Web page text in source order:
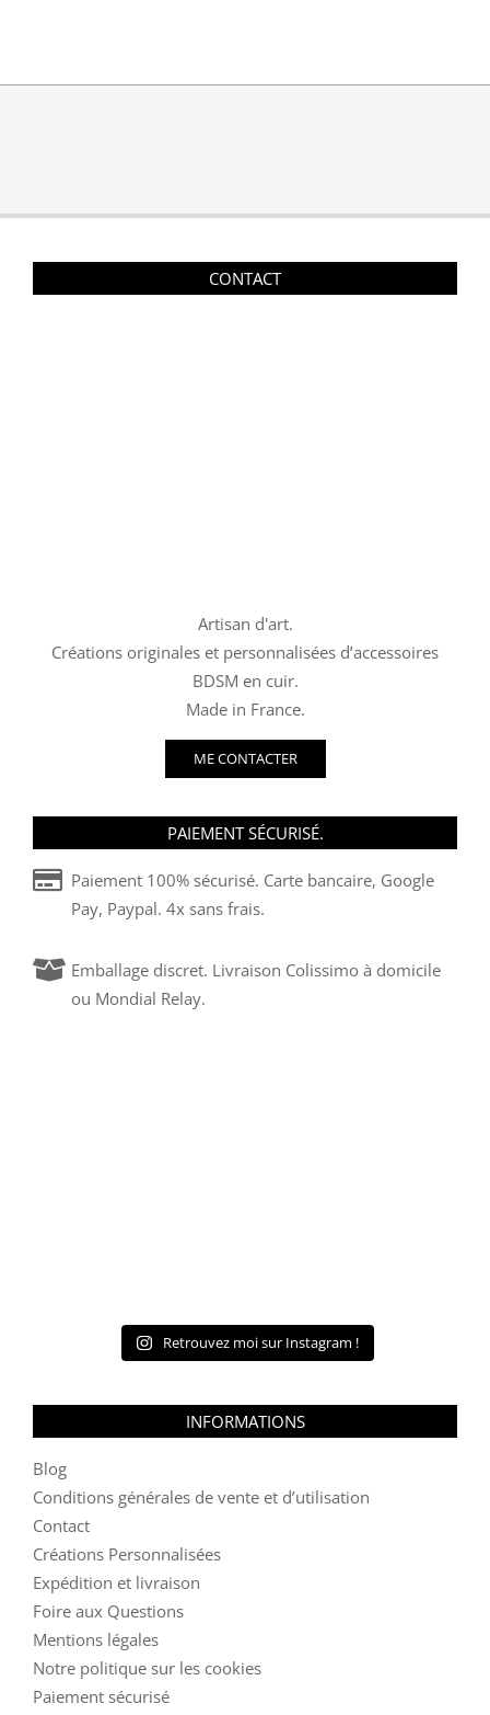
CONTACT
Artisan d'art.
Créations originales et personnalisées d’accessoires
BDSM en cuir.
Made in France.
ME CONTACTER
PAIEMENT SÉCURISÉ.
Paiement 100% sécurisé. Carte bancaire, Google
Pay, Paypal. 4x sans frais.
Emballage discret. Livraison Colissimo à domicile
ou Mondial Relay.
Retrouvez moi sur Instagram !
INFORMATIONS
Blog
Conditions générales de vente et d’utilisation
Contact
Créations Personnalisées
Expédition et livraison
Foire aux Questions
Mentions légales
Notre politique sur les cookies
Paiement sécurisé